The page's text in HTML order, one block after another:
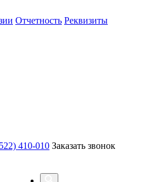
Отчетность Реквизиты
410-010 Заказать звонок